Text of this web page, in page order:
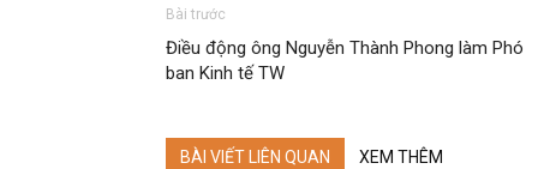
Bài trước
Điều động ông Nguyễn Thành Phong làm Phó
ban Kinh tế TW
BÀI VIẾT LIÊN QUAN XEM THÊM